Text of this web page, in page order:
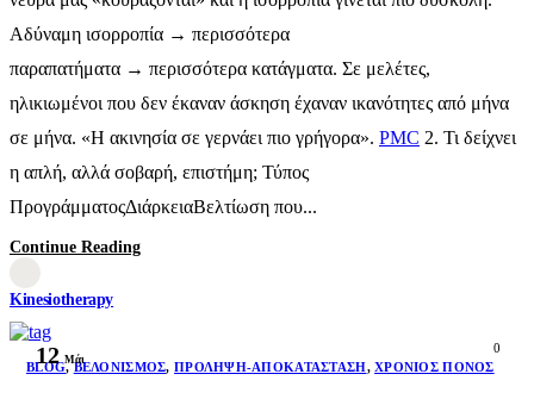
Αδύναμη ισορροπία → περισσότερα
παραπατήματα → περισσότερα κατάγματα. Σε μελέτες,
ηλικιωμένοι που δεν έκαναν άσκηση έχαναν ικανότητες από μήνα
σε μήνα. «Η ακινησία σε γερνάει πιο γρήγορα». PMC 2. Τι δείχνει
η απλή, αλλά σοβαρή, επιστήμη; Τύπος
ΠρογράμματοςΔιάρκειαΒελτίωση που...
Continue Reading
Kinesiotherapy
12 Μάι
0
BLOG,ΒΕΛΟΝΙΣΜΌΣ, ΠΡΌΛΗΨΗ-ΑΠΟΚΑΤΆΣΤΑΣΗ,ΧΡΌΝΙΟΣ ΠΌΝΟΣ